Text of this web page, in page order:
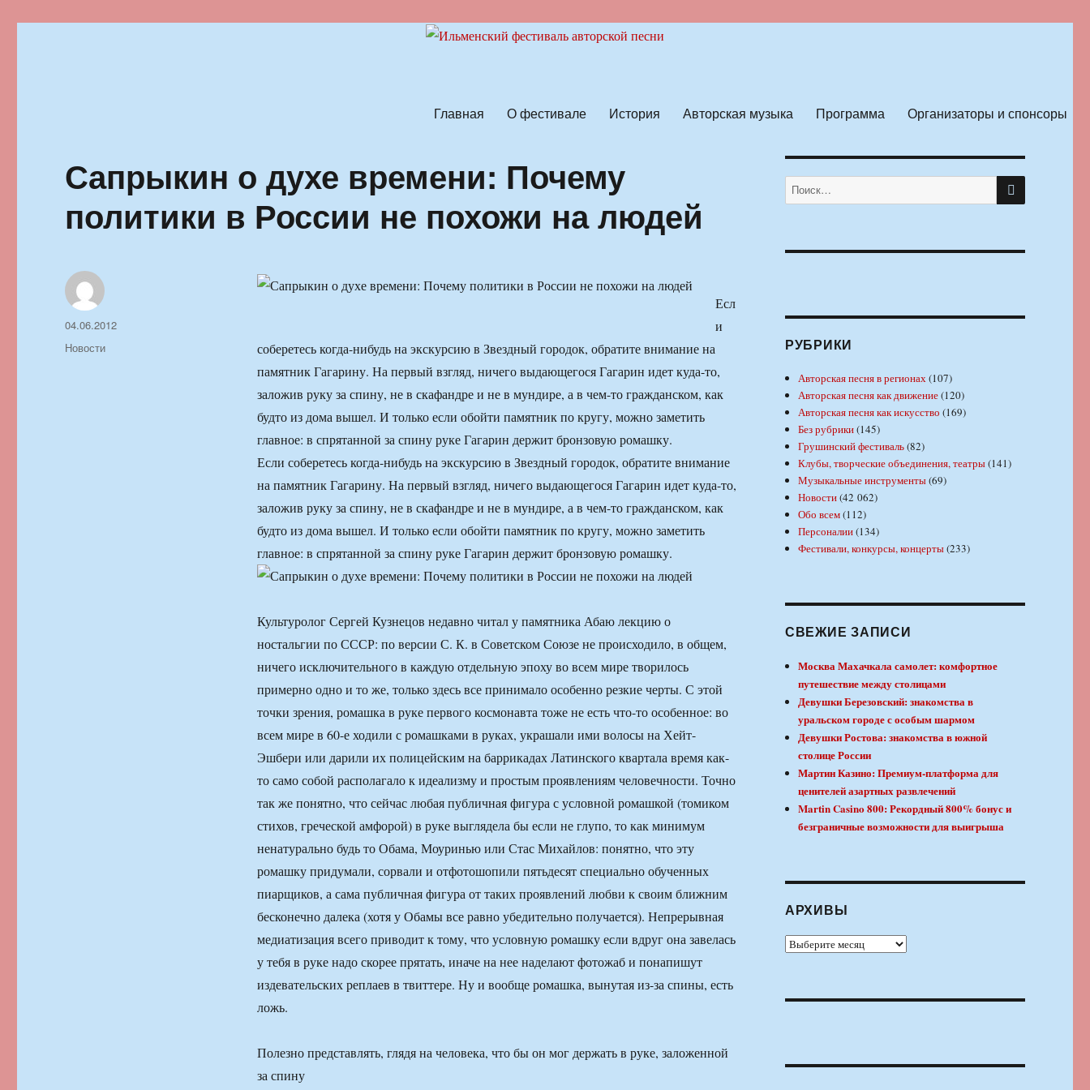
Главная О фестивале История Авторская музыка Программа Организаторы и спонсоры
Сапрыкин о духе времени: Почему
политики в России не похожи на людей
Есл
и
соберетесь когда-нибудь на экскурсию в Звездный городок, обратите внимание на
памятник Гагарину. На первый взгляд, ничего выдающегося Гагарин идет куда-то,
заложив руку за спину, не в скафандре и не в мундире, а в чем-то гражданском, как
будто из дома вышел. И только если обойти памятник по кругу, можно заметить
главное: в спрятанной за спину руке Гагарин держит бронзовую ромашку.
Если соберетесь когда-нибудь на экскурсию в Звездный городок, обратите внимание
на памятник Гагарину. На первый взгляд, ничего выдающегося Гагарин идет куда-то,
заложив руку за спину, не в скафандре и не в мундире, а в чем-то гражданском, как
будто из дома вышел. И только если обойти памятник по кругу, можно заметить
главное: в спрятанной за спину руке Гагарин держит бронзовую ромашку.
Культуролог Сергей Кузнецов недавно читал у памятника Абаю лекцию о
ностальгии по СССР: по версии С. К. в Советском Союзе не происходило, в общем,
ничего исключительного в каждую отдельную эпоху во всем мире творилось
примерно одно и то же, только здесь все принимало особенно резкие черты. С этой
точки зрения, ромашка в руке первого космонавта тоже не есть что-то особенное: во
всем мире в 60-е ходили с ромашками в руках, украшали ими волосы на Хейт-
Эшбери или дарили их полицейским на баррикадах Латинского квартала время как-
то само собой располагало к идеализму и простым проявлениям человечности. Точно
так же понятно, что сейчас любая публичная фигура с условной ромашкой (томиком
стихов, греческой амфорой) в руке выглядела бы если не глупо, то как минимум
ненатурально будь то Обама, Моуринью или Стас Михайлов: понятно, что эту
ромашку придумали, сорвали и отфотошопили пятьдесят специально обученных
пиарщиков, а сама публичная фигура от таких проявлений любви к своим ближним
бесконечно далека (хотя у Обамы все равно убедительно получается). Непрерывная
медиатизация всего приводит к тому, что условную ромашку если вдруг она завелась
у тебя в руке надо скорее прятать, иначе на нее наделают фотожаб и понапишут
издевательских реплаев в твиттере. Ну и вообще ромашка, вынутая из-за спины, есть
ложь.
Полезно представлять, глядя на человека, что бы он мог держать в руке, заложенной
за спину
Автор
Опубликовано
04.06.2012
Рубрики
Новости
Искать: ПОИСК
РУБРИКИ
Авторская песня в регионах(107)
Авторская песня как движение(120)
Авторская песня как искусство (169)
Без рубрики(145)
Грушинский фестиваль(82)
Клубы, творческие объединения, театры(141)
Музыкальные инструменты(69)
Новости(42 062)
Обо всем(112)
Персоналии(134)
Фестивали, конкурсы, концерты(233)
СВЕЖИЕ ЗАПИСИ
Москва Махачкала самолет: комфортное
путешествие между столицами
Девушки Березовский: знакомства в
уральском городе с особым шармом
Девушки Ростова: знакомства в южной
столице России
Мартин Казино: Премиум-платформа для
ценителей азартных развлечений
Martin Casino 800: Рекордный 800% бонус и
безграничные возможности для выигрыша
АРХИВЫ
Архивы